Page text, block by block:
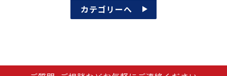
カテゴリーへ